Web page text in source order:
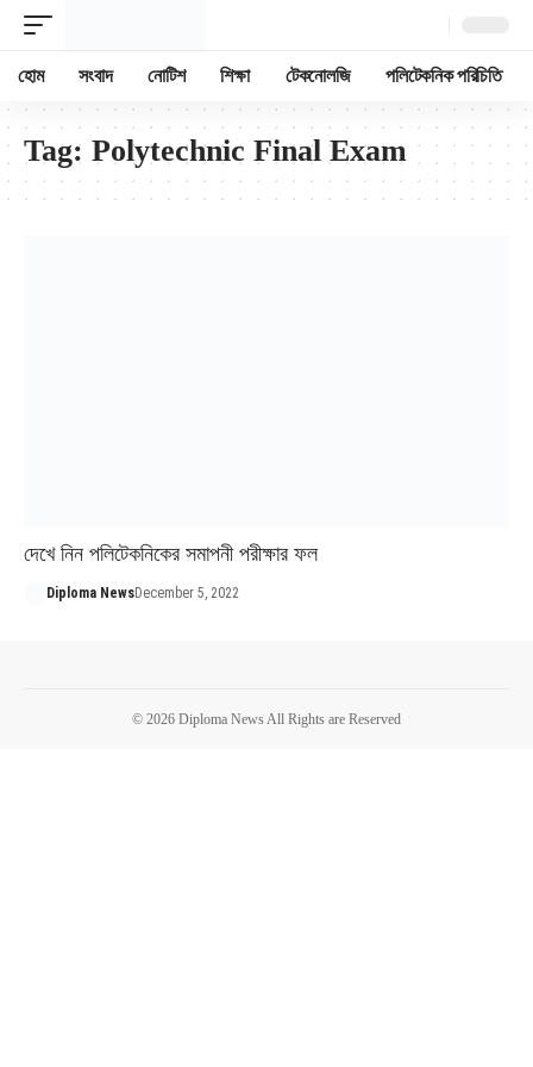
হোম সংবাদ নোটিশ শিক্ষা টেকনোলজি পলিটেকনিক পরিচিতি
Tag: Polytechnic Final Exam
দেখে নিন পলিটেকনিকের সমাপনী পরীক্ষার ফল
Diploma NewsDecember 5, 2022
© 2026 Diploma News All Rights are Reserved